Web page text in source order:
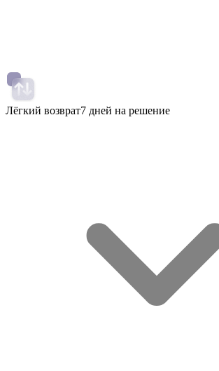
Лёгкий возврат7 дней на решение